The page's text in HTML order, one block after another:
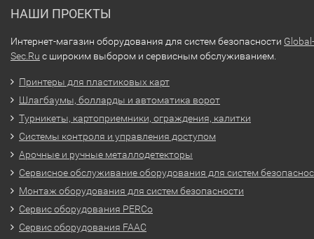
НАШИ ПРОЕКТЫ
Интернет-магазин оборудования для систем безопасности Global-
Sec.Ru с широким выбором и сервисным обслуживанием.
Принтеры для пластиковых карт
Шлагбаумы, болларды и автоматика ворот
Турникеты, картоприемники, ограждения, калитки
Системы контроля и управления доступом
Арочные и ручные металлодетекторы
Сервисное обслуживание оборудования для систем
Монтаж оборудования для систем безопасности
Сервис оборудования PERCo
Сервис оборудования FAAC